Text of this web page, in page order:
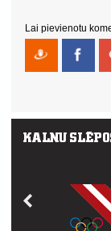
Lai pievienotu